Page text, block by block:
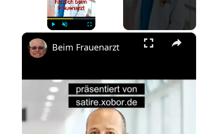
Beim Frauenarzt